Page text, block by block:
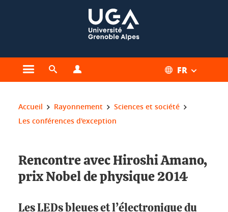
Ouvrir le menu principal
Ouvrir le moteur de recherche FR
Vous êtes ici :
Accueil Rayonnement
Sciences et société
Les conférences d'exception
Rencontre avec Hiroshi Amano,
prix Nobel de physique 2014
Les LEDs bleues et l’électronique du